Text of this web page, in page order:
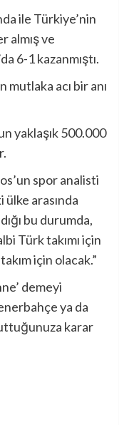
ile Türkiye’nin
almış ve
6-1 kazanmıştı.
mutlaka acı bir anı
yaklaşık 500.000
spor analisti
ülke arasında
bu durumda,
Türk takımı için
için olacak.”
demeyi
ya da
karar